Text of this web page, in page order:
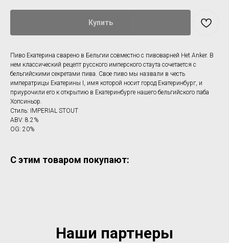
Купить
Пиво Екатерина сварено в Бельгии совместно с пивоварней Het Anker. В
нем классический рецепт русского имперского стаута сочетается с
бельгийскими секретами пива. Свое пиво мы назвали в честь
императрицы Екатерины I, имя которой носит город Екатеринбург, и
приурочили его к открытию в Екатеринбурге нашего бельгийского паба
Хопсиньор.
Стиль: IMPERIAL STOUT
ABV: 8.2%
OG: 20%
С этим товаром покупают:
Наши партнеры